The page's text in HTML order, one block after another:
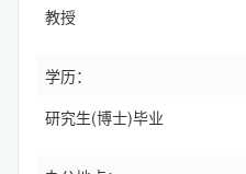
教授
学历：
研究生(博士)毕业